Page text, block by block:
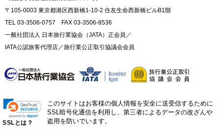
〒105-0003 東京都港区西新橋1-10-2 住友生命西新橋ビルB1階
TEL 03-3506-0757 FAX 03-3506-8536
一般社団法人 日本旅行業協会（JATA）正会員／
IATA公認旅客代理店／旅行業公正取引協議会会員
SSLとは？
このサイトはお客様の個人情報を安全に送受信するために
SSL暗号化通信を利用し、第三者によるデータの改ざんや
盗用を防いでいます。